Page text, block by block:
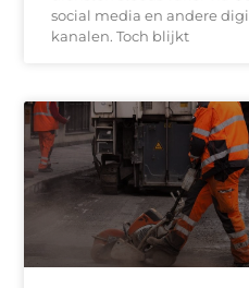
social media en andere
kanalen. Toch blijkt